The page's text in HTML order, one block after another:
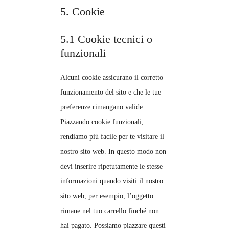
5. Cookie
5.1 Cookie tecnici o
funzionali
Alcuni cookie assicurano il corretto
funzionamento del sito e che le tue
preferenze rimangano valide.
Piazzando cookie funzionali,
rendiamo più facile per te visitare il
nostro sito web. In questo modo non
devi inserire ripetutamente le stesse
informazioni quando visiti il nostro
sito web, per esempio, l’oggetto
rimane nel tuo carrello finché non
hai pagato. Possiamo piazzare questi